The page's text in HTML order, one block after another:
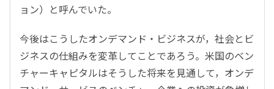
ョン）と呼んでいた。
今後はこうしたオンデマンド・ビジネスが，社会とビ
ジネスの仕組みを変革してことであろう。米国のベン
チャーキャピタルはそうした将来を見通して，オンデ